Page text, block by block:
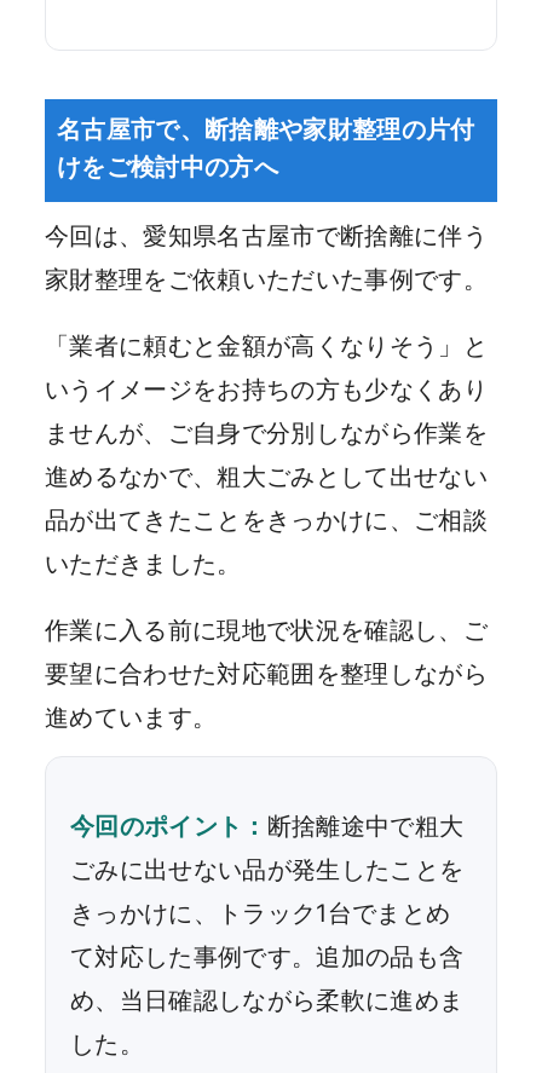
名古屋市で、断捨離や家財整理の片付
けをご検討中の方へ
今回は、愛知県名古屋市で断捨離に伴う
家財整理をご依頼いただいた事例です。
「業者に頼むと金額が高くなりそう」と
いうイメージをお持ちの方も少なくあり
ませんが、ご自身で分別しながら作業を
進めるなかで、粗大ごみとして出せない
品が出てきたことをきっかけに、ご相談
いただきました。
作業に入る前に現地で状況を確認し、ご
要望に合わせた対応範囲を整理しながら
進めています。
今回のポイント： 断捨離途中で粗大
ごみに出せない品が発生したことを
きっかけに、トラック1台でまとめ
て対応した事例です。追加の品も含
め、当日確認しながら柔軟に進めま
した。